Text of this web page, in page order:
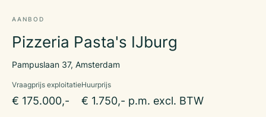
AANBOD
Pizzeria Pasta's IJburg
Pampuslaan 37, Amsterdam
Vraagprijs exploitatie
€ 175.000,-
Huurprijs
€ 1.750,- p.m. excl. BTW